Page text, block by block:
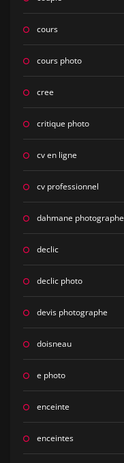
cours
cours photo
cree
critique photo
cv en ligne
cv professionnel
dahmane photographe
declic
declic photo
devis photographe
doisneau
e photo
enceinte
enceintes